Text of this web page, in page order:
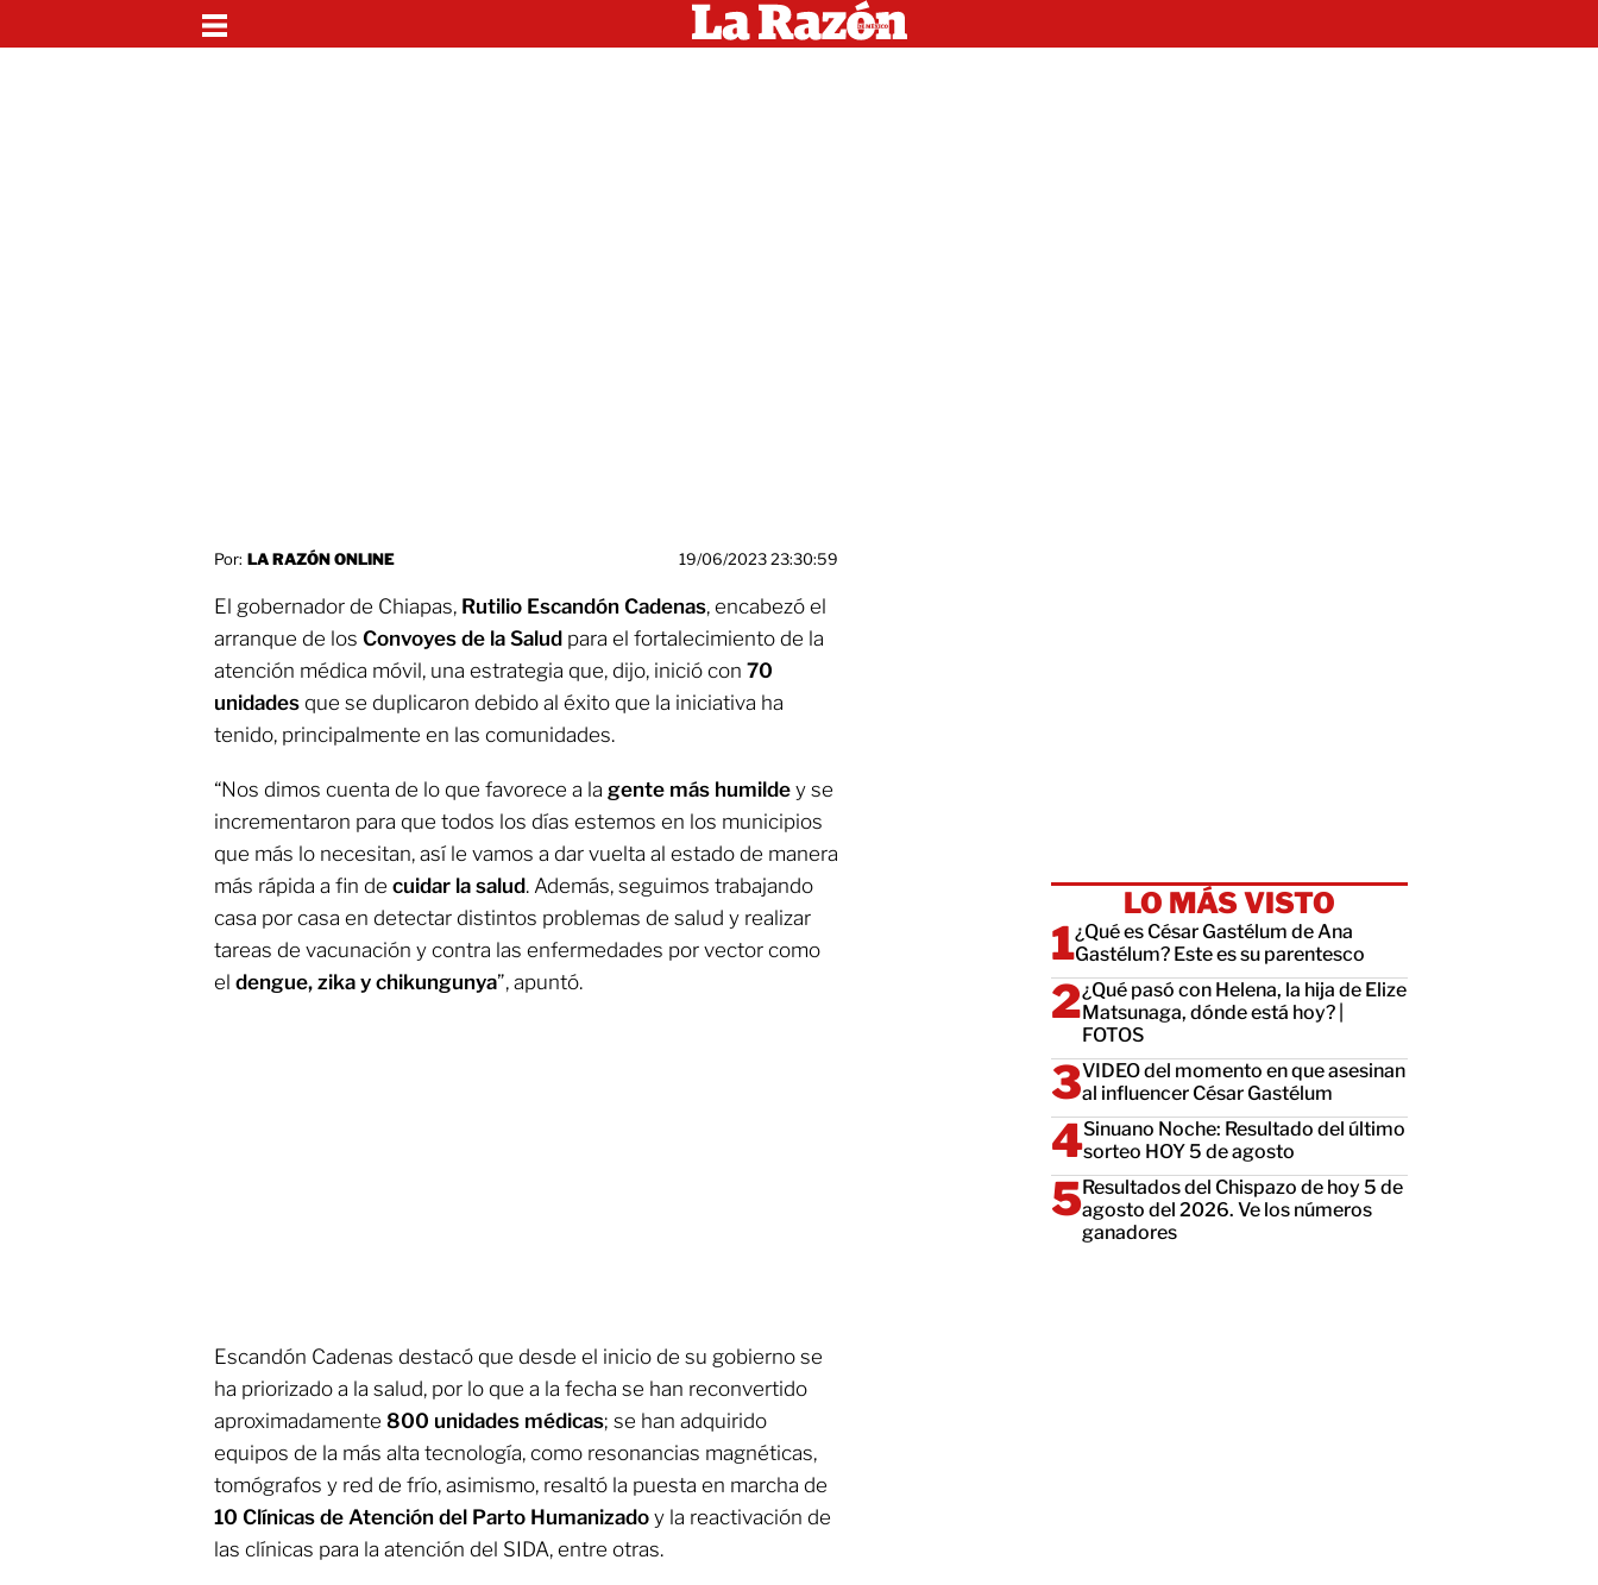
Por: LA RAZÓN ONLINE 19/06/2023 23:30:59
El gobernador de Chiapas, Rutilio Escandón Cadenas, encabezó el
arranque de los Convoyes de la Salud para el fortalecimiento de la
atención médica móvil, una estrategia que, dijo, inició con 70
unidades que se duplicaron debido al éxito que la iniciativa ha
tenido, principalmente en las comunidades.
“Nos dimos cuenta de lo que favorece a la gente más humilde y se
incrementaron para que todos los días estemos en los municipios
que más lo necesitan, así le vamos a dar vuelta al estado de manera
más rápida a fin de cuidar la salud. Además, seguimos trabajando
casa por casa en detectar distintos problemas de salud y realizar
tareas de vacunación y contra las enfermedades por vector como
el dengue, zika y chikungunya”, apuntó.
Escandón Cadenas destacó que desde el inicio de su gobierno se
ha priorizado a la salud, por lo que a la fecha se han reconvertido
aproximadamente 800 unidades médicas; se han adquirido
equipos de la más alta tecnología, como resonancias magnéticas,
tomógrafos y red de frío, asimismo, resaltó la puesta en marcha de
10 Clínicas de Atención del Parto Humanizado y la reactivación de
las clínicas para la atención del SIDA, entre otras.
LO MÁS VISTO
¿Qué es César Gastélum de Ana
Gastélum? Este es su parentesco
¿Qué pasó con Helena, la hija de Elize
Matsunaga, dónde está hoy? |
FOTOS
VIDEO del momento en que asesinan
al influencer César Gastélum
Sinuano Noche: Resultado del último
sorteo HOY 5 de agosto
Resultados del Chispazo de hoy 5 de
agosto del 2026. Ve los números
ganadores